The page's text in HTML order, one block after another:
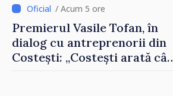
/ Acum 5 ore
Premierul Vasile Tofan, în
dialog cu antreprenorii din
Costești: „Costești arată cât